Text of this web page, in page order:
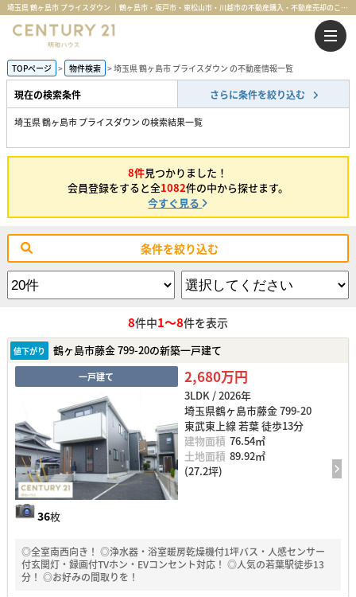
埼玉県 鶴ヶ島市 プライスダウン ｜鶴ヶ島市・坂戸市・東松山市・川越市の不動産購入・不動産売却のことならセンチュリー21明和ハウス
TOPページ 物件検索 埼玉県 鶴ヶ島市 プライスダウン の不動産情報一覧
現在の検索条件 さらに条件を絞り込む
埼玉県 鶴ヶ島市 プライスダウン の検索結果一覧
8件見つかりました！
会員登録をすると全1082件の中から探せます。
今すぐ見る
条件を絞り込む
8件中1～8件を表示
値下がり 鶴ヶ島市藤金 799-20の新築一戸建て
一戸建て
36枚
2,680万円
3LDK / 2026年
埼玉県鶴ヶ島市藤金 799-20
東武東上線 若葉 徒歩13分
建物面積 76.54㎡
土地面積 89.92㎡
(27.2坪)
◎全室南西向き！ ◎浄水器・浴室暖房乾燥機付1坪バス・人感センサー
付玄関灯・録画付TVホン・EVコンセント対応！ ◎人気の若葉駅徒歩13
分！ ◎お好みの間取りを！